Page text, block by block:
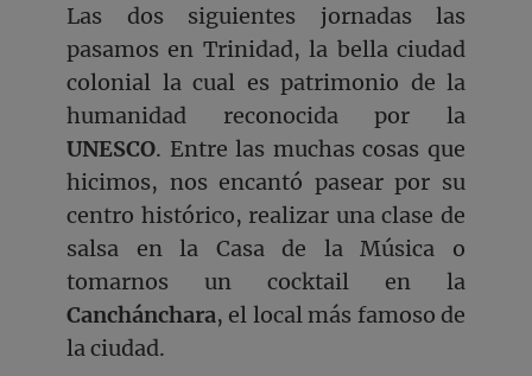
Las dos siguientes jornadas las
pasamos en Trinidad, la bella ciudad
colonial la cual es patrimonio de la
humanidad reconocida por la
UNESCO. Entre las muchas cosas que
hicimos, nos encantó pasear por su
centro histórico, realizar una clase de
salsa en la Casa de la Música o
tomarnos un cocktail en la
Canchánchara, el local más famoso de
la ciudad.